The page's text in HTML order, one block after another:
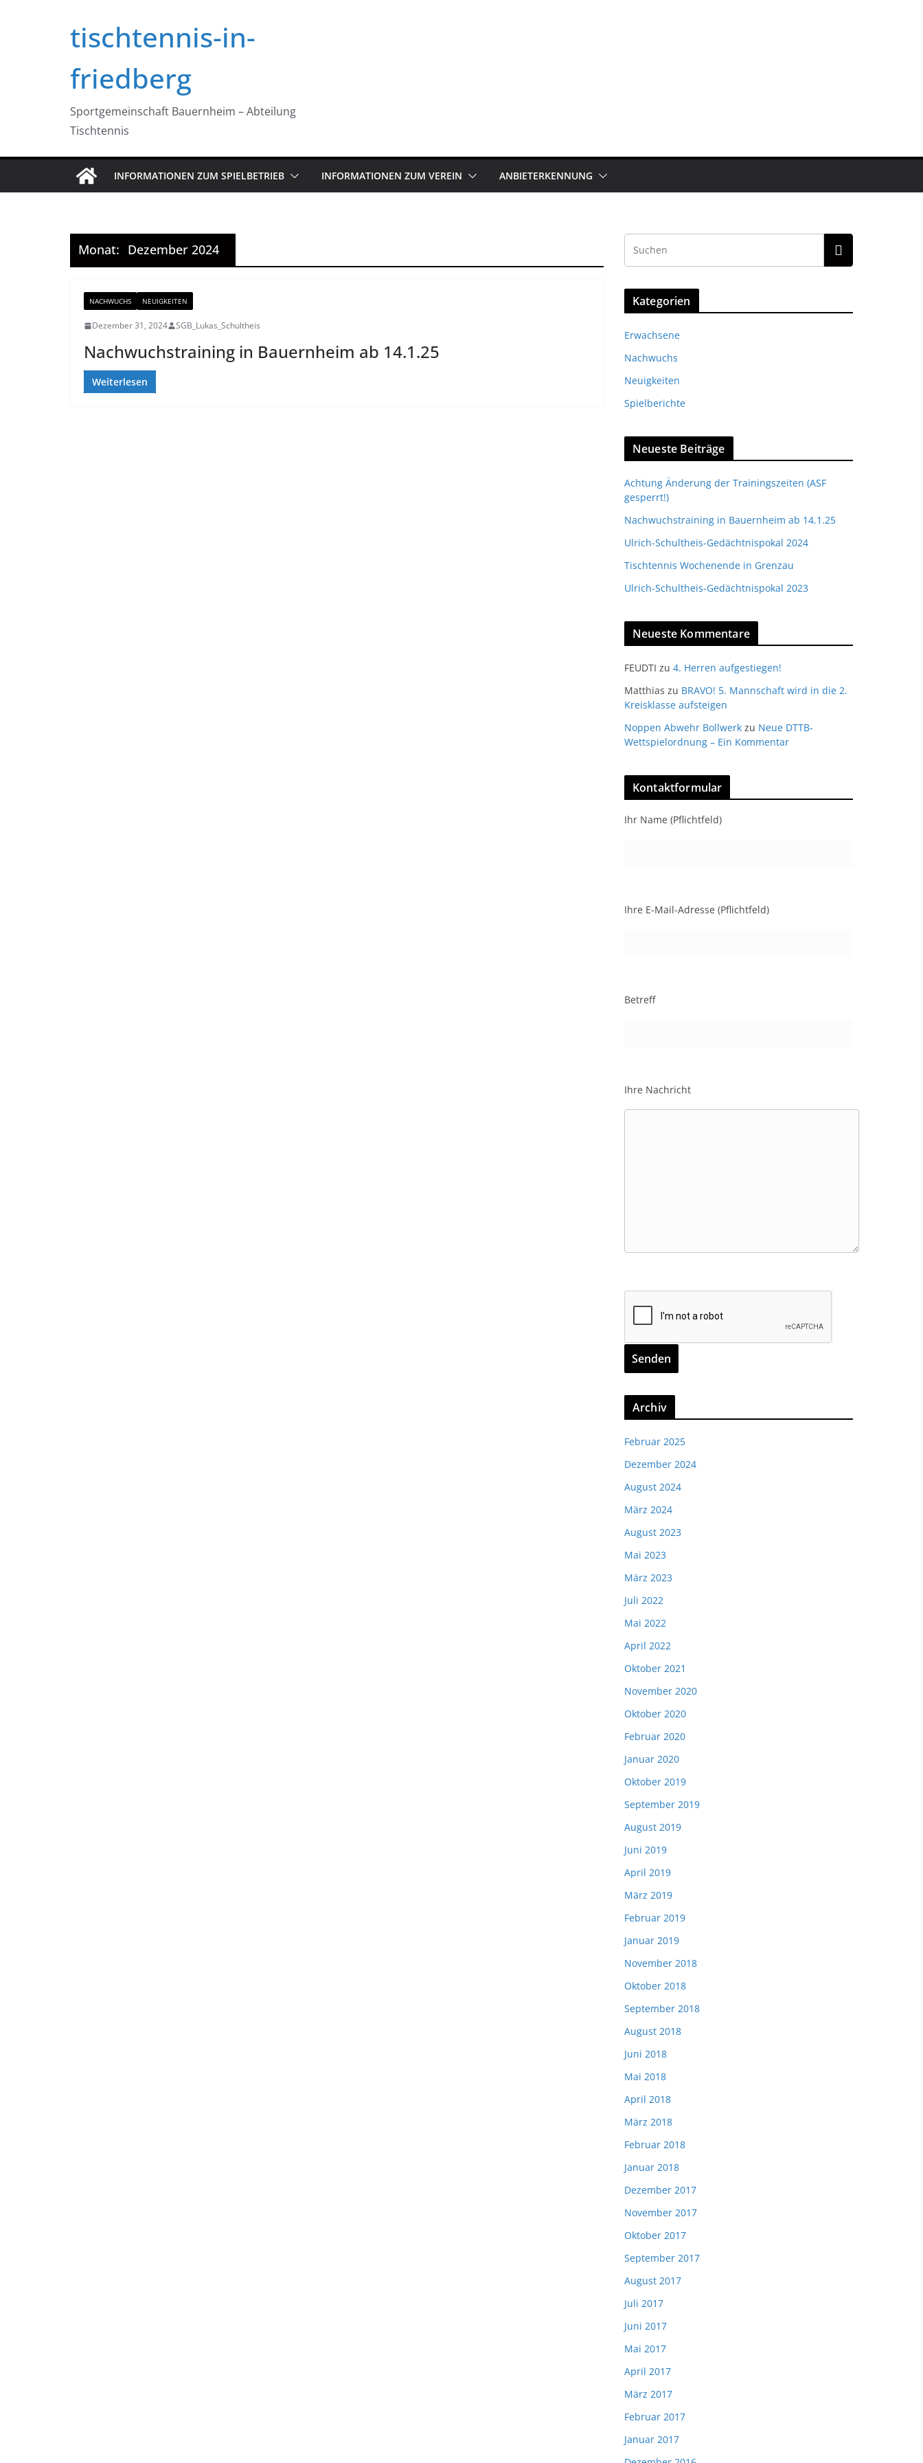
tischtennis-in-
friedberg
Sportgemeinschaft Bauernheim – Abteilung
Tischtennis
INFORMATIONEN ZUM SPIELBETRIEB INFORMATIONEN ZUM VEREIN ANBIETERKENNUNG
Monat: Dezember 2024
NACHWUCHS NEUIGKEITEN
Dezember 31, 2024 SGB_Lukas_Schultheis
Nachwuchstraining in Bauernheim ab 14.1.25
Weiterlesen
Kategorien
Erwachsene
Nachwuchs
Neuigkeiten
Spielberichte
Neueste Beiträge
Achtung Änderung der Trainingszeiten (ASF
gesperrt!)
Nachwuchstraining in Bauernheim ab 14.1.25
Ulrich-Schultheis-Gedächtnispokal 2024
Tischtennis Wochenende in Grenzau
Ulrich-Schultheis-Gedächtnispokal 2023
Neueste Kommentare
FEUDTI zu 4. Herren aufgestiegen!
Matthias zu BRAVO! 5. Mannschaft wird in die 2.
Kreisklasse aufsteigen
Noppen Abwehr Bollwerk zu Neue DTTB-
Wettspielordnung – Ein Kommentar
Kontaktformular
Ihr Name (Pflichtfeld)
Ihre E-Mail-Adresse (Pflichtfeld)
Betreff
Ihre Nachricht
Archiv
Februar 2025
Dezember 2024
August 2024
März 2024
August 2023
Mai 2023
März 2023
Juli 2022
Mai 2022
April 2022
Oktober 2021
November 2020
Oktober 2020
Februar 2020
Januar 2020
Oktober 2019
September 2019
August 2019
Juni 2019
April 2019
März 2019
Februar 2019
Januar 2019
November 2018
Oktober 2018
September 2018
August 2018
Juni 2018
Mai 2018
April 2018
März 2018
Februar 2018
Januar 2018
Dezember 2017
November 2017
Oktober 2017
September 2017
August 2017
Juli 2017
Juni 2017
Mai 2017
April 2017
März 2017
Februar 2017
Januar 2017